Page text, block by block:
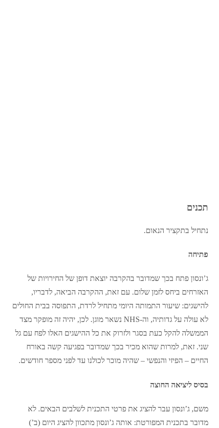
תכנים
נתחיל בתקציר הנאום.
פתיחה
ג’ונסון פתח בכך שמדובר בהקרבה יוצאת דופן של החירויות של
האזרחים ביחס לזמן שלום. עם זאת, ההקרבה הביאה, לדבריו,
להישגים: שיעור התמותה היומי מתחיל לרדת, התפוסה בבית החולים
לא עולה על גדותיה, וה-NHS נשאר מוגן. לכן, יהיה זה מופקר מצד
הממשלה להקל כעת בסגר ולזרוק את כל ההישגים האלו לפח עם גל
שני. זאת, למרות שהוא מכיר בכך שמדובר בפגיעה קשה באורח
החיים – הפיזי והנפשי – שהיה מוכר לכולנו עד לפני מספר חודשים.
בסיס ליציאה החוצה
משם, ג’ונסון עבר להציג את פרטי התכנית לשלבים הבאים. לא
מדובר בתכנית המפורטת: אותה ג’ונסון מתכוון להציג היום (ב’)